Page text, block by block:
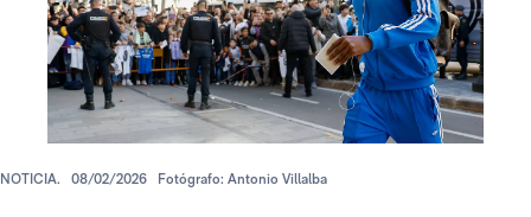
NOTICIA. 08/02/2026 Fotógrafo: Antonio Villalba